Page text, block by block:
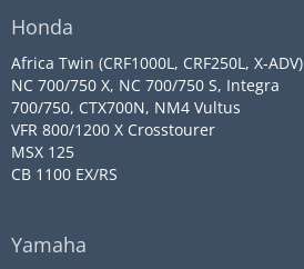
Honda
Africa Twin (CRF1000L, CRF250L, X-ADV)
NC 700/750 X, NC 700/750 S, Integra
700/750, CTX700N, NM4 Vultus
VFR 800/1200 X Crosstourer
MSX 125
CB 1100 EX/RS
Yamaha